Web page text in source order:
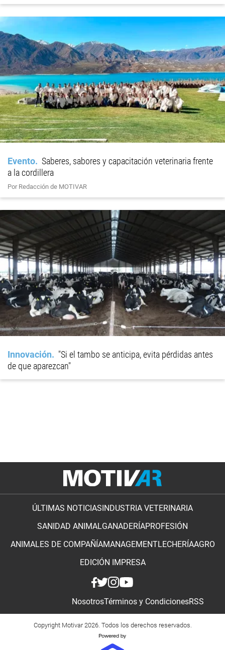
Evento
Saberes, sabores y capacitación veterinaria frente
a la cordillera
Por Redacción de MOTIVAR
Innovación
"Si el tambo se anticipa, evita pérdidas antes
de que aparezcan"
ÚLTIMAS NOTICIAS INDUSTRIA VETERINARIA
SANIDAD ANIMALGANADERÍAPROFESIÓN
ANIMALES DE COMPAÑÍAMANAGEMENTLECHERÍAAGRO
EDICIÓN IMPRESA
NosotrosTérminos y CondicionesRSS
Copyright Motivar 2026. Todos los derechos reservados.